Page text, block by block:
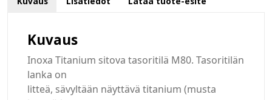
Kuvaus
Inoxa Titanium sitova tasoritilä M80. Tasoritilän
lanka on
litteä, sävyltään näyttävä titanium (musta